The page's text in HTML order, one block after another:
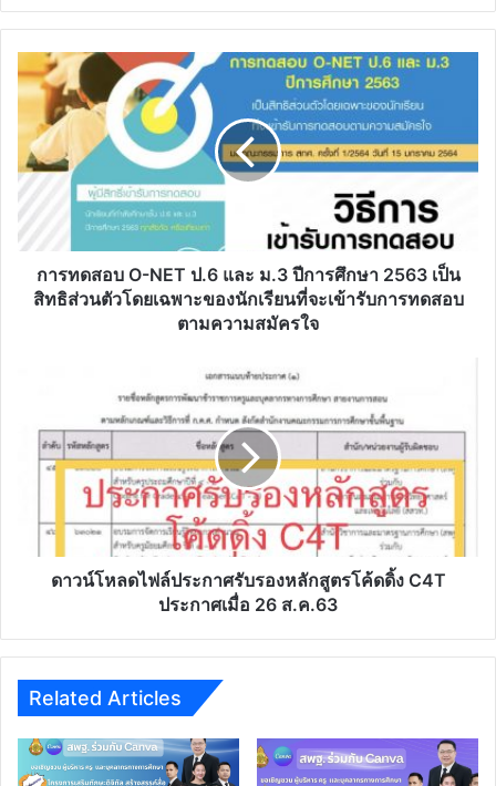
การ
ทดสอบ
NET
ป.6
และ
ม.3
ปี
การ
ศึกษา
2563
เฉพาะ
ของ
ตาม
สมัคร
ใจ
การทดสอบ O-NET ป.6 และ ม.3 ปีการศึกษา 2563 เป็น
สิทธิส่วนตัวโดยเฉพาะของนักเรียนที่จะเข้ารับการทดสอบ
ตามความสมัครใจ
รับรอง
หลัก
C4T​
ประกาศดาวน์โหลดไฟล์ประกาศรับรองหลักสูตรโค้ดดิ้ง​ C4T​
ประกาศเมื่อ​ 26​ ส.ค.63​
Related Articles